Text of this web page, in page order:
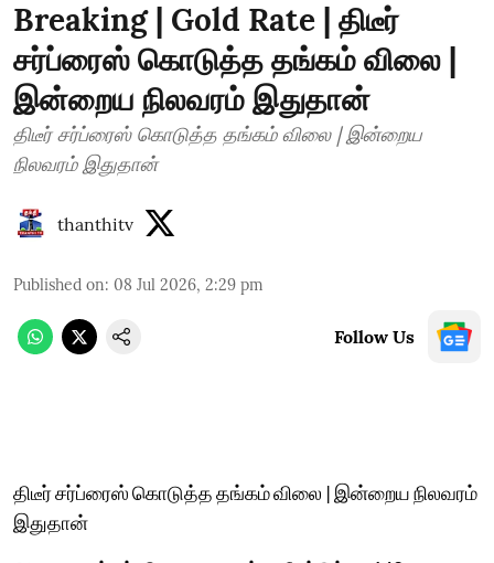
Breaking | Gold Rate | திடீர்
சர்ப்ரைஸ் கொடுத்த தங்கம் விலை |
இன்றைய நிலவரம் இதுதான்
திடீர் சர்ப்ரைஸ் கொடுத்த தங்கம் விலை | இன்றைய
நிலவரம் இதுதான்
thanthitv
Published on: 08 Jul 2026, 2:29 pm
Follow Us
திடீர் சர்ப்ரைஸ் கொடுத்த தங்கம் விலை | இன்றைய நிலவரம்
இதுதான்